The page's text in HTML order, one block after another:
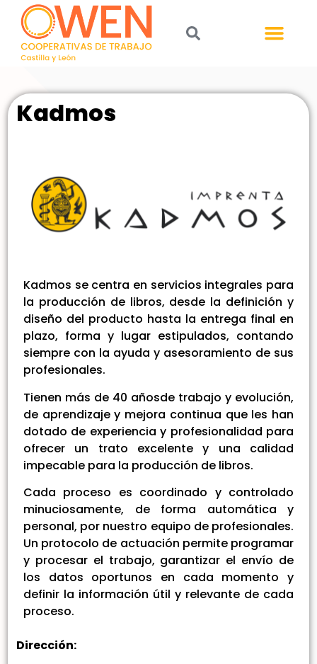
Kadmos
Kadmos se centra en servicios integrales para
la producción de libros, desde la definición y
diseño del producto hasta la entrega final en
plazo, forma y lugar estipulados, contando
siempre con la ayuda y asesoramiento de sus
profesionales.
Tienen más de 40 añosde trabajo y evolución,
de aprendizaje y mejora continua que les han
dotado de experiencia y profesionalidad para
ofrecer un trato excelente y una calidad
impecable para la producción de libros.
Cada proceso es coordinado y controlado
minuciosamente, de forma automática y
personal, por nuestro equipo de profesionales.
Un protocolo de actuación permite programar
y procesar el trabajo, garantizar el envío de
los datos oportunos en cada momento y
definir la información útil y relevante de cada
proceso.
Dirección: